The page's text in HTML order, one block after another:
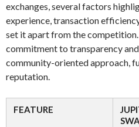
exchanges, several factors
experience, transaction
set it apart from the
commitment to transparency
community-oriented approach,
reputation.
FEATURE